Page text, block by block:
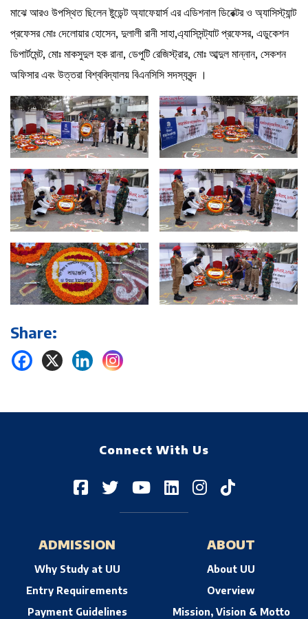
মাঝে আরও উপস্থিত ছিলেন ষ্টুডেন্ট অ্যাফেয়ার্স এর এডিশনাল ডিরেক্টর ও অ্যাসিস্ট্যান্ট
প্রফেসর মোঃ দেলোয়ার হোসেন, দুলালী রানী সাহা,এ্যাসিসন্ট্যাট প্রফেসর, এডুকেশন
ডিপার্টমেন্ট, মোঃ মাকসুদুল হক রানা, ডেপুটি রেজিস্ট্রার, মোঃ আব্দুল মান্নান, সেকশন
অফিসার এবং উত্তরা বিশ্ববিদ্যালয় বিএনসিসি সদস্যবৃন্দ ।
Share:
Connect With Us
ADMISSION
Why Study at UU
Entry Requirements
Payment Guidelines
ABOUT
About UU
Overview
Mission, Vision & Motto